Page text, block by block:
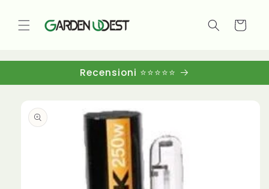
ai contenuti
Carrello
Recensioni ⭐⭐⭐⭐⭐
prodotto